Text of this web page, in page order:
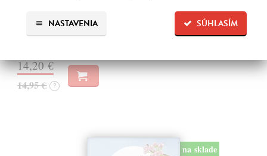
SÚHLASÍM
NASTAVENIA
recyklovaný papier aj dúhu? Vyskúšajte so svojimi deťmi tridsať
jednoduchých pokusov s bežnými predmetmi a materiálmi.
14,20 €
14,95 € ?
na sklade